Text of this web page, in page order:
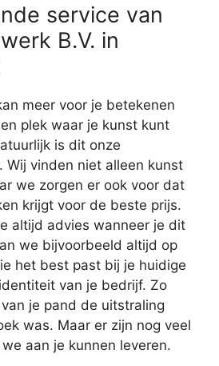
service van
B.V. in
meer voor je betekenen
plek waar je kunst kunt
is dit onze
Wij vinden niet alleen kunst
we zorgen er ook voor dat
krijgt voor de beste prijs.
altijd advies wanneer je dit
we bijvoorbeeld altijd op
het best past bij je huidige
van je bedrijf. Zo
je pand de uitstraling
was. Maar er zijn nog veel
aan je kunnen leveren.